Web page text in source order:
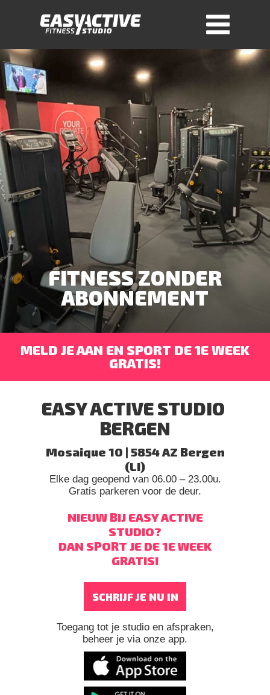
MELD JE AAN EN SPORT DE 1E WEEK
GRATIS!
FITNESS ZONDER
ABONNEMENT
EASY ACTIVE STUDIO
BERGEN
Mosaique 10 | 5854 AZ Bergen
(LI)
Elke dag geopend van 06.00 – 23.00u.
Gratis parkeren voor de deur.
NIEUW BIJ EASY ACTIVE
STUDIO?
DAN SPORT JE DE 1E WEEK
GRATIS!
Toegang tot je studio en afspraken,
beheer je via onze app.
SCHRIJF JE NU IN